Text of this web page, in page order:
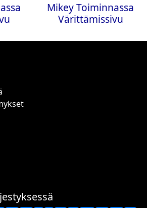
Mikey Toiminnassa
Värittämissivu